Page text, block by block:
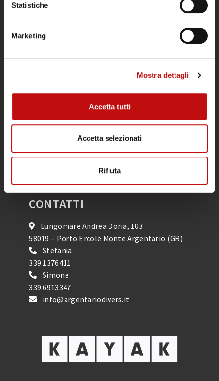
Statistiche
Marketing
Mostra dettagli
Accetta tutti
Accetta selezionati
Rifiuta
l’anno ed è un punto di riferimento
ricreativi, per gruppi e scuole sub.
POLITICA DI CANCELLAZIONE IMMERSIONI
Snorkeling
Calendario Attività
CONTATTI
Lungomare Andrea Doria, 103
58019 – Porto Ercole Monte Argentario (GR)
Stefania
339 1376411
Simone
339 6913347
info@argentariodivers.it